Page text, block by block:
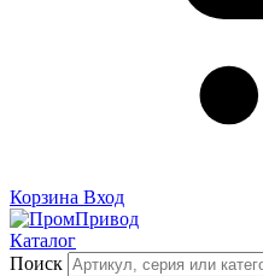
Корзина Вход
Каталог
Поиск